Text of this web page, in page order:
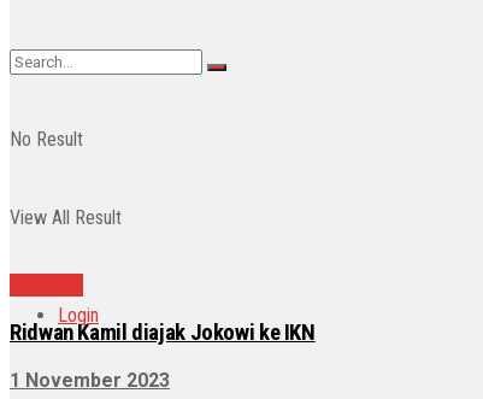
No Result
View All Result
Login
Ridwan Kamil diajak Jokowi ke IKN
1 November 2023